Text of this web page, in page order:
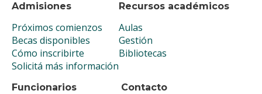
Admisiones
Próximos comienzos
Becas disponibles
Cómo inscribirte
Solicitá más información
Recursos académicos
Aulas
Gestión
Bibliotecas
Funcionarios Contacto